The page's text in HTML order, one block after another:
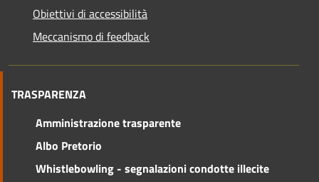
Obiettivi di accessibilità
Meccanismo di feedback
TRASPARENZA
Amministrazione trasparente
Albo Pretorio
Whistlebowling - segnalazioni condotte illecite